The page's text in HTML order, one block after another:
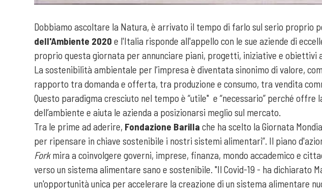
Dobbiamo ascoltare la Natura, è arrivato il tempo di farlo sul serio proprio
dell'Ambiente 2020e l'Italia risponde all'appello con le sue aziende di
proprio questa giornata per annunciare piani, progetti, iniziative e obiettivi
La sostenibilità ambientale per l’impresa è diventata sinonimo di valore,
rapporto tra domanda e offerta, tra produzione e consumo, tra vendita
Questo paradigma cresciuto nel tempo è “utile" e “necessario” perché
dell’ambiente e aiuta le azienda a posizionarsi meglio sul mercato.
Tra le prime ad aderire, Fondazione Barilla che ha scelto la Giornata
per ripensare in chiave sostenibile i nostri sistemi alimentari”. Il piano
Forkmira a coinvolgere governi, imprese, finanza, mondo accademico e
verso un sistema alimentare sano e sostenibile. "Il Covid-19 - ha
un'opportunità unica per accelerare la creazione di un sistema alimentare